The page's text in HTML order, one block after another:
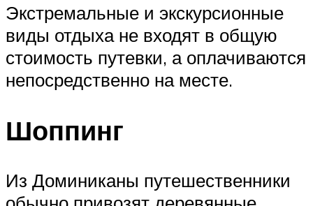
Экстремальные и экскурсионные
виды отдыха не входят в общую
стоимость путевки, а оплачиваются
непосредственно на месте.
Шоппинг
Из Доминиканы путешественники